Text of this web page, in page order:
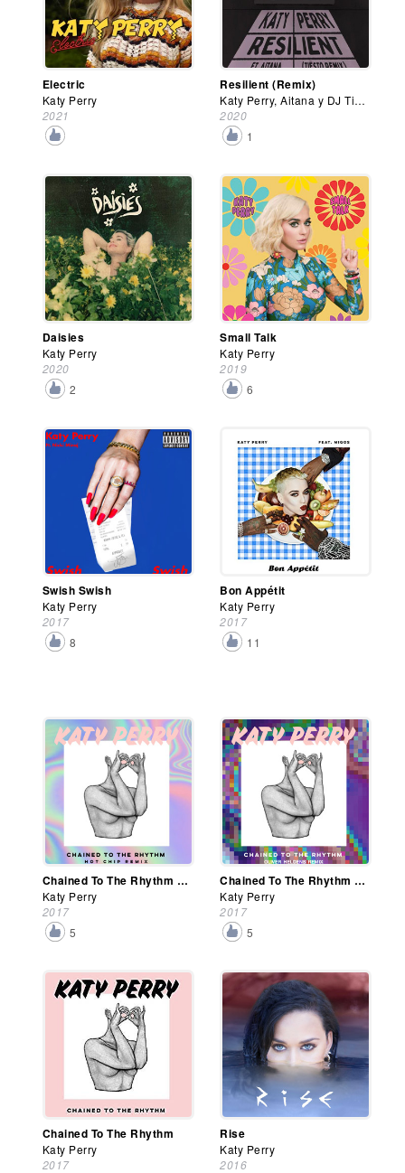
Electric
Katy Perry
2021
Resilient (Remix)
Katy Perry, Aitana y DJ Tiesto
2020
1
Daisies
Katy Perry
2020
2
Small Talk
Katy Perry
2019
6
Swish Swish
Katy Perry
2017
8
Bon Appétit
Katy Perry
2017
11
Chained To The Rhythm (Hot Chip Remix)
Katy Perry
2017
5
Chained To The Rhythm (Oliver Heldens Remix)
Katy Perry
2017
5
Chained To The Rhythm
Katy Perry
2017
Rise
Katy Perry
2016